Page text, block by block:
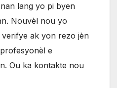
lang yo pi byen
Nouvèl nou yo
verifye ak yon rezo jèn
e
Ou ka kontakte nou